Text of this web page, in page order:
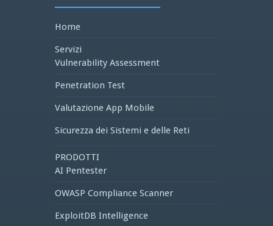
Home
Servizi
Vulnerability Assessment
Penetration Test
Valutazione App Mobile
Sicurezza dei Sistemi e delle Reti
PRODOTTI
AI Pentester
OWASP Compliance Scanner
ExploitDB Intelligence